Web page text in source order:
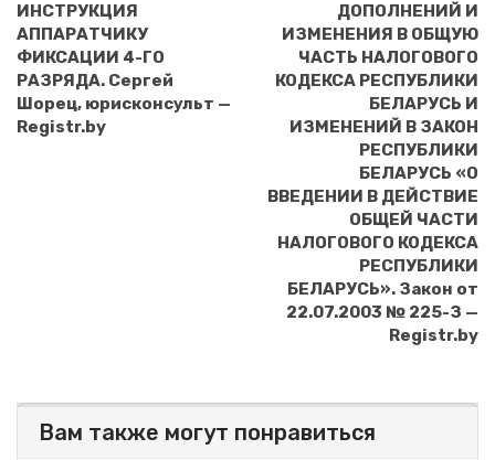
ИНСТРУКЦИЯ
АППАРАТЧИКУ
ФИКСАЦИИ 4-ГО
РАЗРЯДА. Сергей
Шорец, юрисконсульт —
Registr.by
ДОПОЛНЕНИЙ И
ИЗМЕНЕНИЯ В ОБЩУЮ
ЧАСТЬ НАЛОГОВОГО
КОДЕКСА РЕСПУБЛИКИ
БЕЛАРУСЬ И
ИЗМЕНЕНИЙ В ЗАКОН
РЕСПУБЛИКИ
БЕЛАРУСЬ «О
ВВЕДЕНИИ В ДЕЙСТВИЕ
ОБЩЕЙ ЧАСТИ
НАЛОГОВОГО КОДЕКСА
РЕСПУБЛИКИ
БЕЛАРУСЬ». Закон от
22.07.2003 № 225-З —
Registr.by
Вам также могут понравиться